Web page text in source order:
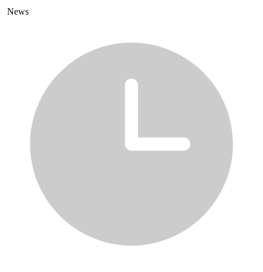
News